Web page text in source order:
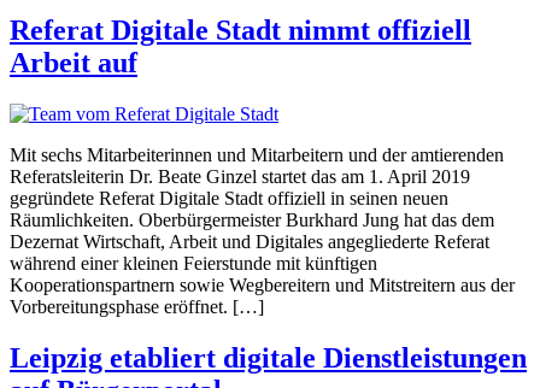
Referat Digitale Stadt nimmt offiziell
Arbeit auf
Mit sechs Mitarbeiterinnen und Mitarbeitern und der amtierenden
Referatsleiterin Dr. Beate Ginzel startet das am 1. April 2019
gegründete Referat Digitale Stadt offiziell in seinen neuen
Räumlichkeiten. Oberbürgermeister Burkhard Jung hat das dem
Dezernat Wirtschaft, Arbeit und Digitales angegliederte Referat
während einer kleinen Feierstunde mit künftigen
Kooperationspartnern sowie Wegbereitern und Mitstreitern aus der
Vorbereitungsphase eröffnet. […]
Leipzig etabliert digitale Dienstleistungen